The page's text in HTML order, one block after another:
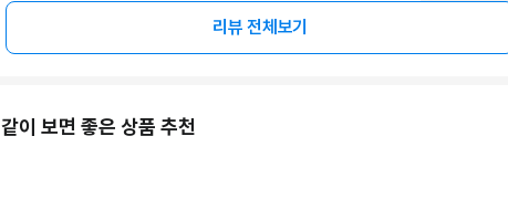
리뷰 전체보기
같이 보면 좋은 상품 추천